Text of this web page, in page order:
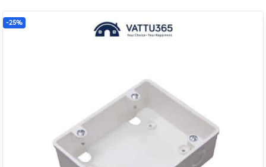
-25%